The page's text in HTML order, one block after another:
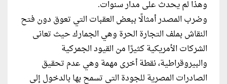
وهذا لم يحدث على مدار سنوات.
وضرب المصدر أمثالًا ببعض العقبات التي تعوق دون فتح
النقاش بملف التجارة الحرة وهي الجمارك حيث تعانى
الشركات الأمريكية كثيرًا من القيود الجمركية
والبيروقراطية، نقطة أخرى مهمة وهي عدم تحقيق
الصادرات المصرية للجودة التي تسمح بها بالدخول إلى